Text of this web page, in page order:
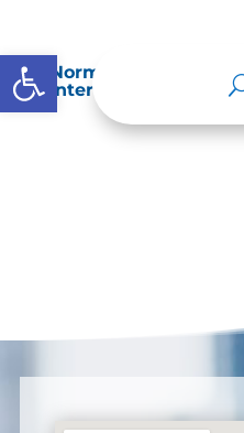
Abrir barra de
Normatividad
interés.